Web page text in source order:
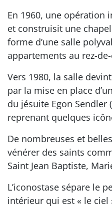
En 1960, une opération
et construisit une
forme d’une salle
appartements au rez-
Vers 1980, la salle
par la mise en place
du jésuite Egon Sendler
reprenant quelques
De nombreuses et
vénérer des saints
Saint Jean Baptiste,
L’iconostase sépare le
intérieur qui est « le ciel